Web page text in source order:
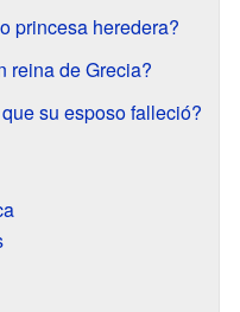
princesa heredera?
reina de Grecia?
su esposo falleció?